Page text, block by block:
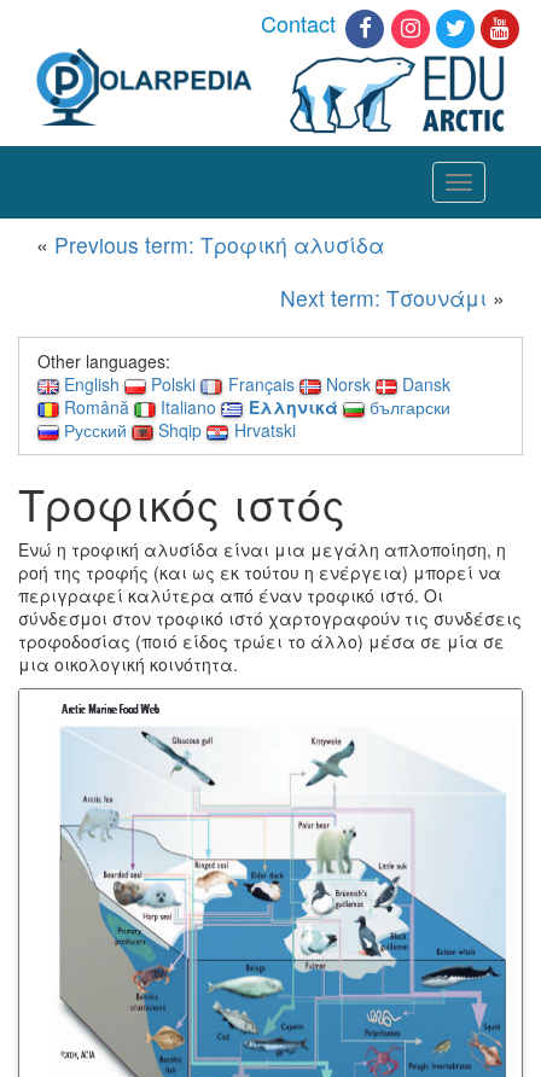
Contact
Toggle
navigation
« Previous term: Τροφική αλυσίδα
Next term: Τσουνάμι »
Other languages:
English
Polski Français Norsk
Dansk
Română
Italiano Ελληνικά
български
Русский
Shqip Hrvatski
Τροφικός ιστός
Ενώ η τροφική αλυσίδα είναι μια μεγάλη απλοποίηση, η
ροή της τροφής (και ως εκ τούτου η ενέργεια) μπορεί να
περιγραφεί καλύτερα από έναν τροφικό ιστό. Οι
σύνδεσμοι στον τροφικό ιστό χαρτογραφούν τις συνδέσεις
τροφοδοσίας (ποιό είδος τρώει το άλλο) μέσα σε μία σε
μια οικολογική κοινότητα.